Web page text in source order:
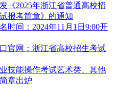
《2025年浙江省普通高校招
报考简章》的通知
时间：2024年11月1日9:00开
官网：浙江省高校招生考试
技能操作考试艺术类、其他
章出炉